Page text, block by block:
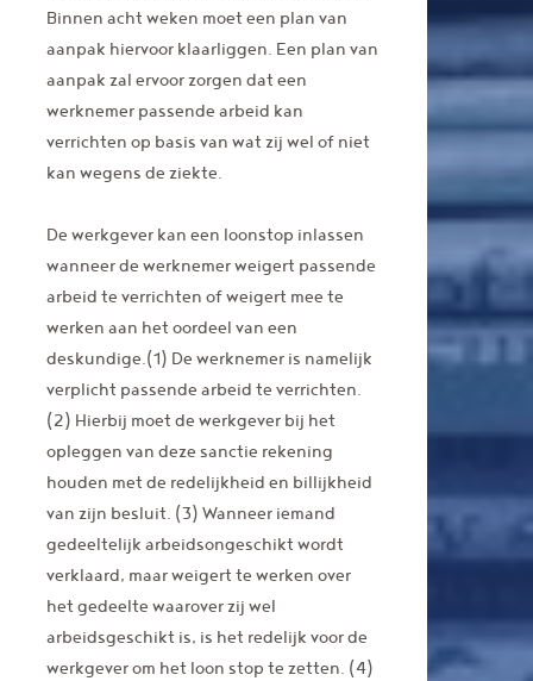
Binnen acht weken moet een plan van
aanpak hiervoor klaarliggen. Een plan van
aanpak zal ervoor zorgen dat een
werknemer passende arbeid kan
verrichten op basis van wat zij wel of niet
kan wegens de ziekte.
De werkgever kan een loonstop inlassen
wanneer de werknemer weigert passende
arbeid te verrichten of weigert mee te
werken aan het oordeel van een
deskundige.(1) De werknemer is namelijk
verplicht passende arbeid te verrichten.
(2) Hierbij moet de werkgever bij het
opleggen van deze sanctie rekening
houden met de redelijkheid en billijkheid
van zijn besluit. (3) Wanneer iemand
gedeeltelijk arbeidsongeschikt wordt
verklaard, maar weigert te werken over
het gedeelte waarover zij wel
arbeidsgeschikt is, is het redelijk voor de
werkgever om het loon stop te zetten. (4)